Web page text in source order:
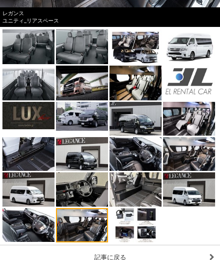
レガンス
ユニティ_リアスペース
記事に戻る